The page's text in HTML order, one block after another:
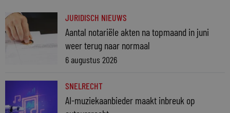
JURIDISCH NIEUWS
Aantal notariële akten na topmaand in juni
weer terug naar normaal
6 augustus 2026
SNELRECHT
AI-muziekaanbieder maakt inbreuk op